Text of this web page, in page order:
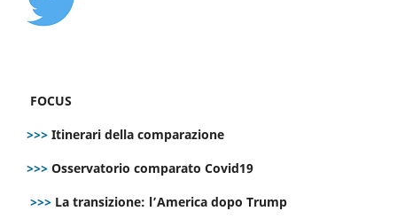
FOCUS
>>> Itinerari della comparazione
>>> Osservatorio comparato Covid19
>>> La transizione: l’America dopo Trump